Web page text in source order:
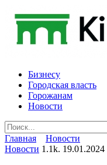
content
Бизнесу
Городская власть
Горожанам
Новости
Search
for:
Главная
Новости
Новости 1.1k. 19.01.2024